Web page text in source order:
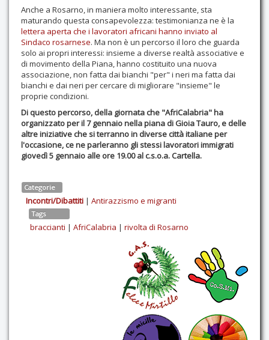
Anche a Rosarno, in maniera molto interessante, sta
maturando questa consapevolezza: testimonianza ne è la
lettera aperta che i lavoratori africani hanno inviato al
Sindaco rosarnese. Ma non è un percorso il loro che guarda
solo ai propri interessi: insieme a diverse realtà associative e
di movimento della Piana, hanno costituito una nuova
associazione, non fatta dai bianchi "per" i neri ma fatta dai
bianchi e dai neri per cercare di migliorare "insieme" le
proprie condizioni.
Di questo percorso, della giornata che "AfriCalabria" ha
organizzato per il 7 gennaio nella piana di Gioia Tauro, e delle
altre iniziative che si terranno in diverse città italiane per
l'occasione, ce ne parleranno gli stessi lavoratori immigrati
giovedì 5 gennaio alle ore 19.00 al c.s.o.a. Cartella.
Categorie
Incontri/Dibattiti | Antirazzismo e migranti
Tags
braccianti | AfriCalabria | rivolta di Rosarno